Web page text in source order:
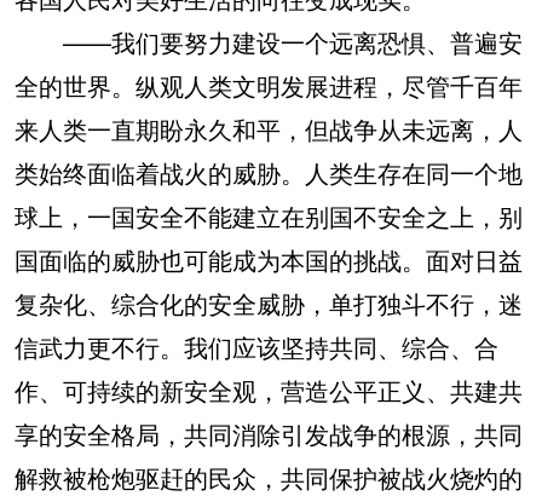
——我们要努力建设一个远离恐惧、普遍安
全的世界。纵观人类文明发展进程，尽管千百年
来人类一直期盼永久和平，但战争从未远离，人
类始终面临着战火的威胁。人类生存在同一个地
球上，一国安全不能建立在别国不安全之上，别
国面临的威胁也可能成为本国的挑战。面对日益
复杂化、综合化的安全威胁，单打独斗不行，迷
信武力更不行。我们应该坚持共同、综合、合
作、可持续的新安全观，营造公平正义、共建共
享的安全格局，共同消除引发战争的根源，共同
解救被枪炮驱赶的民众，共同保护被战火烧灼的